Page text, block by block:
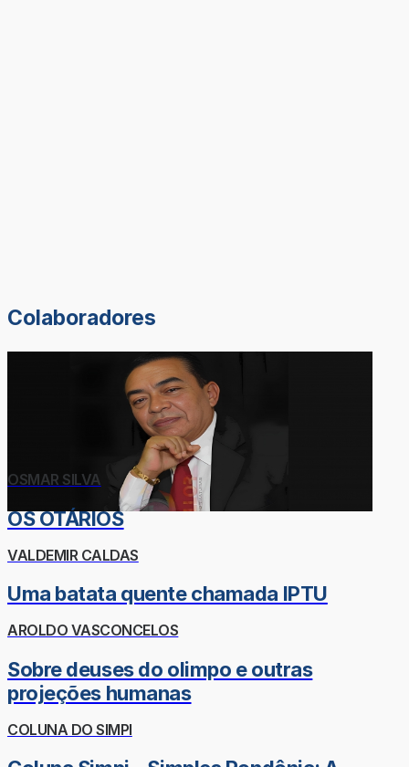
Colaboradores
OSMAR SILVA
OS OTÁRIOS
VALDEMIR CALDAS
Uma batata quente chamada IPTU
AROLDO VASCONCELOS
Sobre deuses do olimpo e outras
projeções humanas
COLUNA DO SIMPI